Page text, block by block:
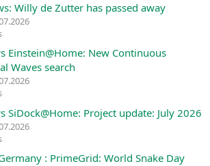
Willy de Zutter has passed away
Einstein@Home: New Continuous
Waves search
SiDock@Home: Project update: July 2026
: PrimeGrid: World Snake Day